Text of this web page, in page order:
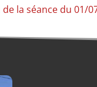
la séance du 01/